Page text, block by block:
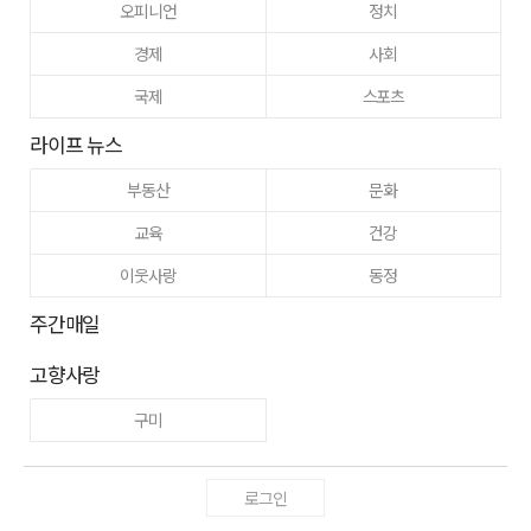
오피니언
정치
경제
사회
국제
스포츠
라이프 뉴스
부동산
문화
교육
건강
이웃사랑
동정
주간매일
고향사랑
구미
로그인